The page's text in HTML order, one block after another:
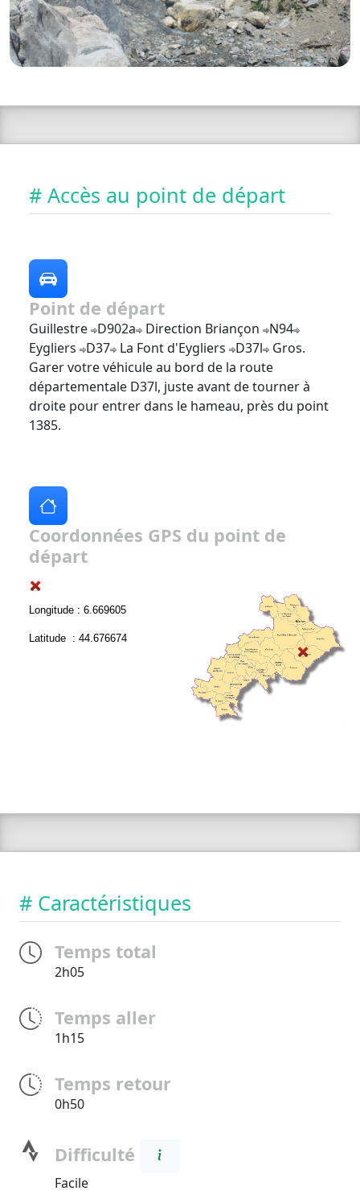
# Accès au point de départ
Point de départ
Guillestre D902a Direction Briançon
N94
Eygliers
D37 La Font d'Eygliers D37l
Gros.
Garer votre véhicule au bord de la route
départementale D37l, juste avant de tourner à
droite pour entrer dans le hameau, près du point
1385.
Coordonnées GPS du point de
départ
Longitude : 6.669605
Latitude : 44.676674
# Caractéristiques
Temps total
2h05
Temps aller
1h15
Temps retour
0h50
Difficulté
Facile